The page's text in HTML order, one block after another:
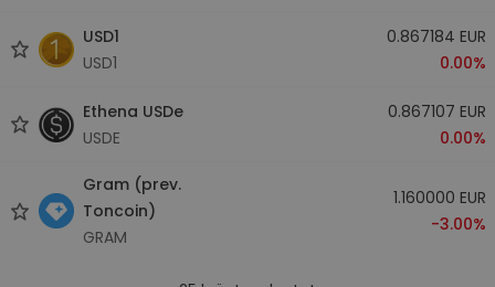
USD1
USD1
0.867184 EUR
0.00%
Ethena USDe
USDE
0.867107 EUR
0.00%
Gram (prev.
Toncoin)
GRAM
1.160000 EUR
-3.00%